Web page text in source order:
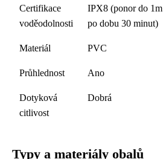
Certifikace
voděodolnosti
IPX8 (ponor do 1m
po dobu 30 minut)
Materiál PVC
Průhlednost Ano
Dotyková
citlivost
Dobrá
Typy a materiály obalů